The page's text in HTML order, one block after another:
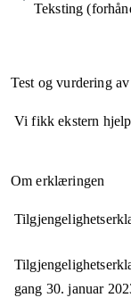
Teksting
Test og vurdering av
Vi fikk ekstern
Om erklæringen
gang 30. januar